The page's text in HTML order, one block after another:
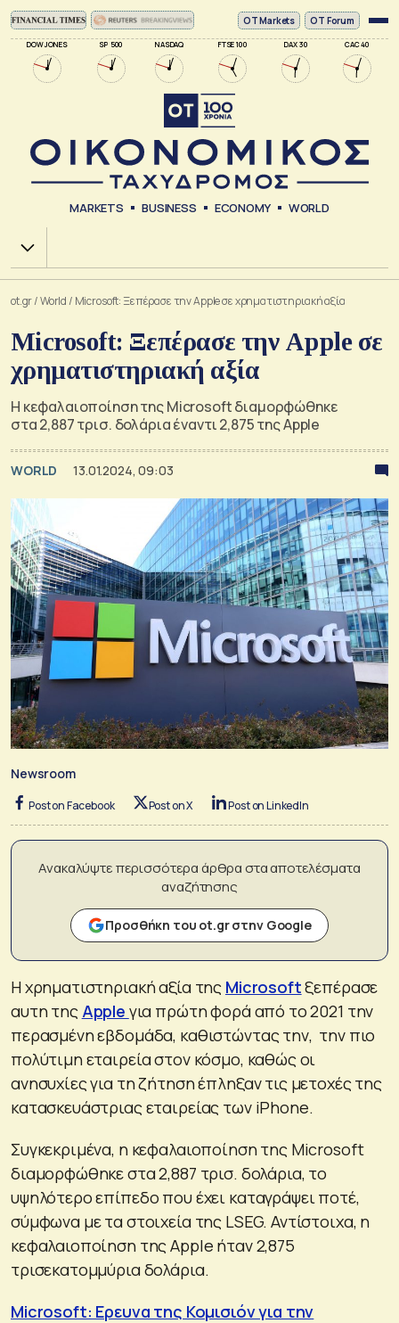
DOW JONES SP 500 NASDAQ FTSE 100 DAX 30 CAC 40
ΟΤ Markets OT Forum
MARKETS BUSINESS ECONOMY WORLD
Χ.Α.
ot.gr/World / Microsoft: Ξεπέρασε την Apple σε χρηματιστηριακή αξία
Microsoft: Ξεπέρασε την Apple σε
χρηματιστηριακή αξία
H κεφαλαιοποίηση της Microsoft διαμορφώθηκε
στα 2,887 τρισ. δολάρια έναντι 2,875 της Apple
WORLD 13.01.2024, 09:03
Newsroom
Post on Facebook Post on X Post on LinkedIn
Ανακαλύψτε περισσότερα άρθρα στα αποτελέσματα
αναζήτησης
Προσθήκη του ot.gr στην Google
Η χρηματιστηριακή αξία της Microsoftξεπέρασε
αυτη της Apple για πρώτη φορά από το 2021 την
περασμένη εβδομάδα, καθιστώντας την, την πιο
πολύτιμη εταιρεία στον κόσμο, καθώς οι
ανησυχίες για τη ζήτηση έπληξαν τις μετοχές της
κατασκευάστριας εταιρείας των iPhone.
Συγκεκριμένα, η κεφαλαιοποίηση της Microsoft
διαμορφώθηκε στα 2,887 τρισ. δολάρια, το
υψηλότερο επίπεδο που έχει καταγράψει ποτέ,
σύμφωνα με τα στοιχεία της LSEG. Αντίστοιχα, η
κεφαλαιοποίηση της Apple ήταν 2,875
τρισεκατομμύρια δολάρια.
Microsoft: Ερευνα της Κομισιόν για την